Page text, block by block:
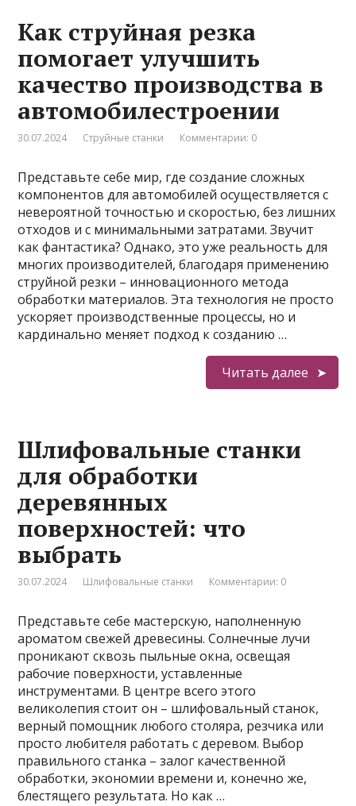
Как струйная резка
помогает улучшить
качество производства в
автомобилестроении
30.07.2024 Струйные станки Комментарии: 0
Представьте себе мир, где создание сложных
компонентов для автомобилей осуществляется с
невероятной точностью и скоростью, без лишних
отходов и с минимальными затратами. Звучит
как фантастика? Однако, это уже реальность для
многих производителей, благодаря применению
струйной резки – инновационного метода
обработки материалов. Эта технология не просто
ускоряет производственные процессы, но и
кардинально меняет подход к созданию …
Читать далее
Шлифовальные станки
для обработки
деревянных
поверхностей: что
выбрать
30.07.2024 Шлифовальные станки Комментарии: 0
Представьте себе мастерскую, наполненную
ароматом свежей древесины. Солнечные лучи
проникают сквозь пыльные окна, освещая
рабочие поверхности, уставленные
инструментами. В центре всего этого
великолепия стоит он – шлифовальный станок,
верный помощник любого столяра, резчика или
просто любителя работать с деревом. Выбор
правильного станка – залог качественной
обработки, экономии времени и, конечно же,
блестящего результата. Но как …